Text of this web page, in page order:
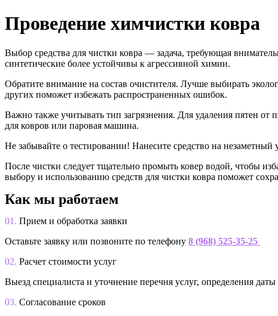
Проведение химчистки ковра
Выбор средства для чистки ковра — задача, требующая
синтетические более устойчивы к агрессивной химии.
Обратите внимание на состав очистителя. Лучше выбирать
других поможет избежать распространенных ошибок.
Важно также учитывать тип загрязнения. Для удаления пятен от
для ковров или паровая машина.
Не забывайте о тестировании! Нанесите средство на незаметный
После чистки следует тщательно промыть ковер водой, чтобы
выбору и использованию средств для чистки ковра поможет
Как мы работаем
01. Прием и обработка заявки
Оставьте заявку или позвоните по телефону 8 (968) 525-35-25
02. Расчет стоимости услуг
Выезд специалиста и уточнение перечня услуг, определения
03. Согласование сроков